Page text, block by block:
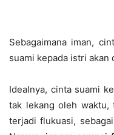
Sebagaimana iman,
suami kepada istri
Idealnya, cinta suami
tak lekang oleh waktu,
terjadi flukuasi,